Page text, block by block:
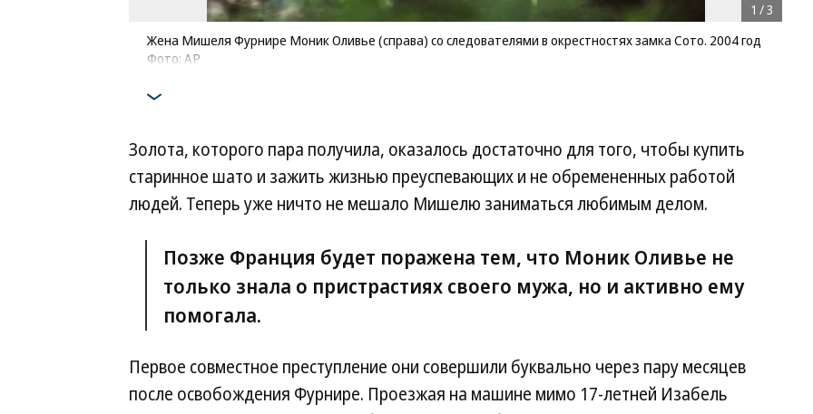
Жена Мишеля Фурнире Моник Оливье (справа) со следователями в окрестностях замка Сото. 2004 год
Фото: AP
1 /3
Золота, которого пара получила, оказалось достаточно для того, чтобы купить
старинное шато и зажить жизнью преуспевающих и не обремененных работой
людей. Теперь уже ничто не мешало Мишелю заниматься любимым делом.
Позже Франция будет поражена тем, что Моник Оливье не
только знала о пристрастиях своего мужа, но и активно ему
помогала.
Первое совместное преступление они совершили буквально через пару месяцев
после освобождения Фурнире. Проезжая на машине мимо 17-летней Изабель